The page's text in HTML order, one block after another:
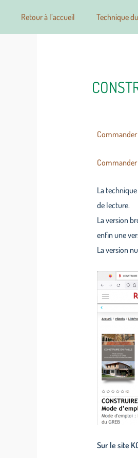
Retour à l’accueil Technique
La
de lecture.
La version
enfin une
La version
Sur le site